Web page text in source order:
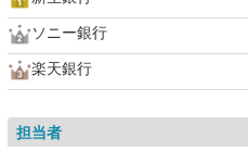
ソニー銀行
楽天銀行
担当者